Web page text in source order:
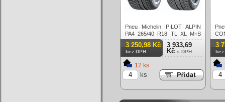
Pneu Michelin PILOT ALPIN
PA4 265/40 R18 TL XL M+S
3PMSF 101V Zimní
3 250,98 Kč
bez DPH
3 933,69
Kč s DPH
12 ks
ks
3
bez